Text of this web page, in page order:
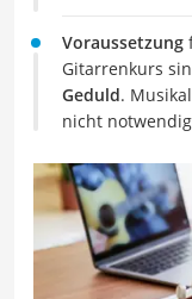
Voraussetzung
Gitarrenkurs
Geduld.
nicht